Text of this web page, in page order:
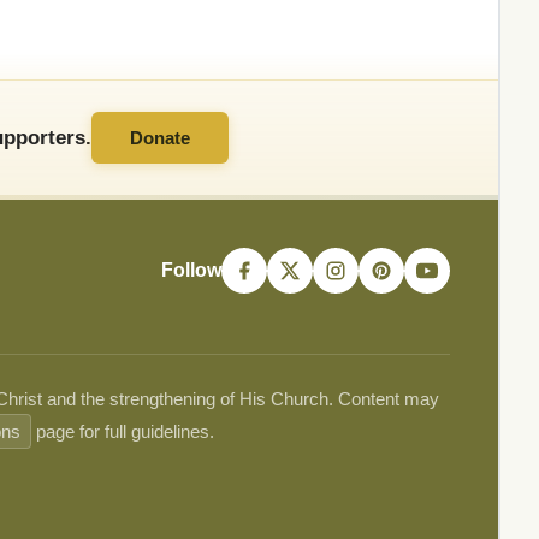
Donate
Follow
and the strengthening of His Church. Content may
page for full guidelines.